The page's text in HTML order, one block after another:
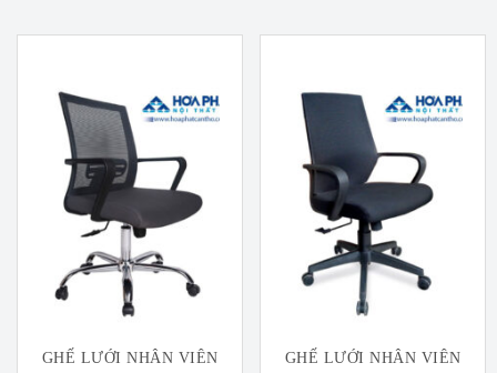
GHẾ LƯỚI NHÂN VIÊN
GHẾ LƯỚI NHÂN VIÊN